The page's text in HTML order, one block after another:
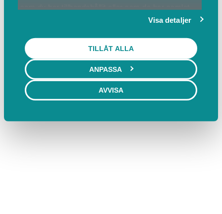
Visa detaljer
TILLÅT ALLA
ANPASSA
AVVISA